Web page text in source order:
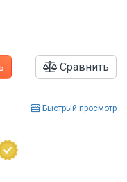
Сравнить
Быстрый просмотр